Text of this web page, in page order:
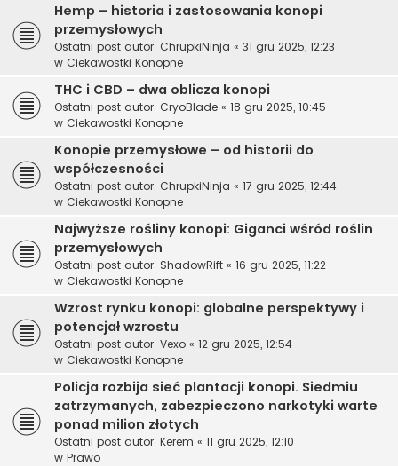
Hemp – historia i zastosowania konopi
przemysłowych
Ostatni post autor: ChrupkiNinja « 31 gru 2025, 12:23
w Ciekawostki Konopne
THC i CBD – dwa oblicza konopi
Ostatni post autor: CryoBlade « 18 gru 2025, 10:45
w Ciekawostki Konopne
Konopie przemysłowe – od historii do
współczesności
Ostatni post autor: ChrupkiNinja « 17 gru 2025, 12:44
w Ciekawostki Konopne
Najwyższe rośliny konopi: Giganci wśród roślin
przemysłowych
Ostatni post autor: ShadowRift « 16 gru 2025, 11:22
w Ciekawostki Konopne
Wzrost rynku konopi: globalne perspektywy i
potencjał wzrostu
Ostatni post autor: Vexo « 12 gru 2025, 12:54
w Ciekawostki Konopne
Policja rozbija sieć plantacji konopi. Siedmiu
zatrzymanych, zabezpieczono narkotyki warte
ponad milion złotych
Ostatni post autor: Kerem « 11 gru 2025, 12:10
w Prawo